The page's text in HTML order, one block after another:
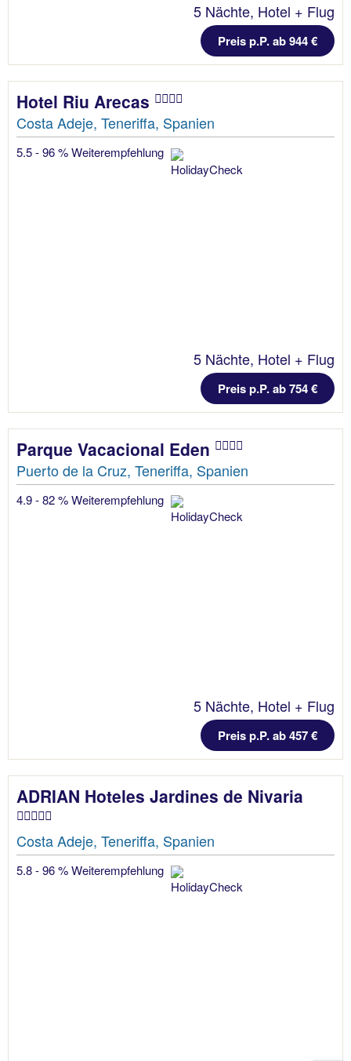
5 Nächte, Hotel + Flug
Preis p.P. ab 944 €
Hotel Riu Arecas
Costa Adeje, Teneriffa, Spanien
5.5 - 96 % Weiterempfehlung
5 Nächte, Hotel + Flug
Preis p.P. ab 754 €
Parque Vacacional Eden
Puerto de la Cruz, Teneriffa, Spanien
4.9 - 82 % Weiterempfehlung
5 Nächte, Hotel + Flug
Preis p.P. ab 457 €
ADRIAN Hoteles Jardines de Nivaria
Costa Adeje, Teneriffa, Spanien
5.8 - 96 % Weiterempfehlung